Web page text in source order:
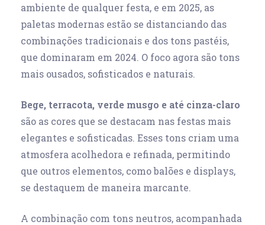
ambiente de qualquer festa, e em 2025, as
paletas modernas estão se distanciando das
combinações tradicionais e dos tons pastéis,
que dominaram em 2024. O foco agora são tons
mais ousados, sofisticados e naturais.
Bege, terracota, verde musgo e até cinza-claro
são as cores que se destacam nas festas mais
elegantes e sofisticadas. Esses tons criam uma
atmosfera acolhedora e refinada, permitindo
que outros elementos, como balões e displays,
se destaquem de maneira marcante.
A combinação com tons neutros, acompanhada